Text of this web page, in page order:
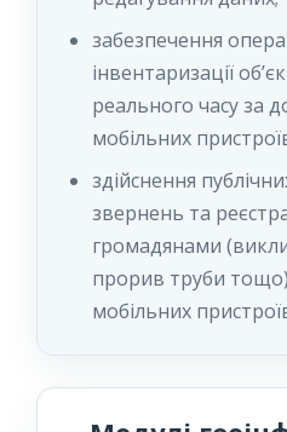
забезпечення
інвентаризації
реального часу за
мобільних
здійснення
звернень та
громадянами
прорив труби
мобільних